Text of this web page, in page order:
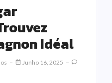
Idéal
Junho 16, 2025